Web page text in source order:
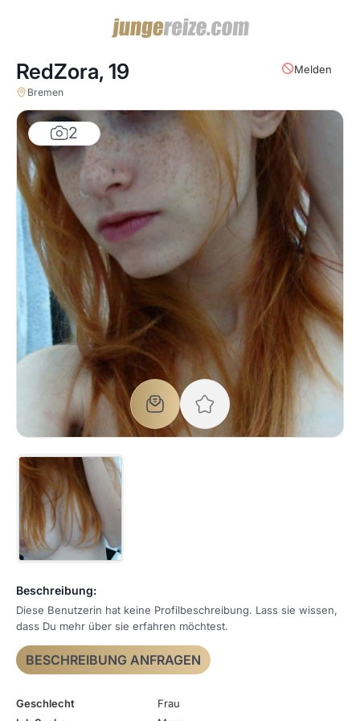
2
Melden
RedZora, 19
Bremen
Beschreibung:
Diese Benutzerin hat keine Profilbeschreibung. Lass sie wissen,
dass Du mehr über sie erfahren möchtest.
BESCHREIBUNG ANFRAGEN
Geschlecht
Frau